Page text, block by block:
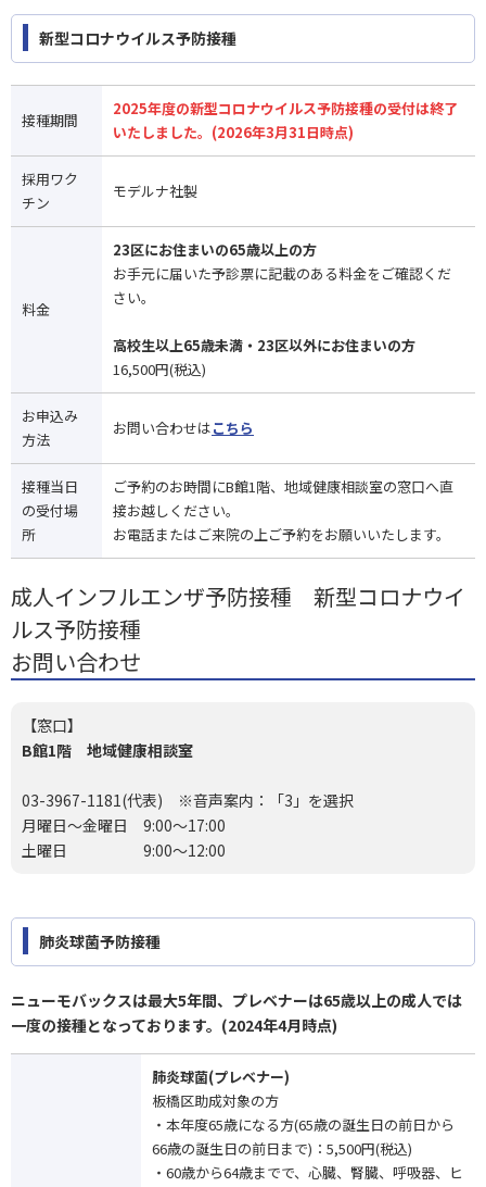
新型コロナウイルス予防接種
接種期間
2025年度の新型コロナウイルス予防接種の受付は終了
いたしました。(2026年3月31日時点)
採用ワク
チン
モデルナ社製
料金
23区にお住まいの65歳以上の方
お手元に届いた予診票に記載のある料金をご確認くだ
さい。
高校生以上65歳未満・23区以外にお住まいの方
16,500円(税込)
お申込み
方法
お問い合わせはこちら
接種当日
の受付場
所
ご予約のお時間にB館1階、地域健康相談室の窓口へ直
接お越しください。
お電話またはご来院の上ご予約をお願いいたします。
成人インフルエンザ予防接種 新型コロナウイ
ルス予防接種
お問い合わせ
【窓口】
B館1階 地域健康相談室
03-3967-1181(代表) ※音声案内：「3」を選択
月曜日～金曜日 9:00～17:00
土曜日 9:00～12:00
肺炎球菌予防接種
ニューモバックスは最大5年間、プレベナーは65歳以上の成人では
一度の接種となっております。(2024年4月時点)
肺炎球菌(プレベナー)
板橋区助成対象の方
・本年度65歳になる方(65歳の誕生日の前日から
66歳の誕生日の前日まで)：5,500円(税込)
・60歳から64歳までで、心臓、腎臓、呼吸器、ヒ